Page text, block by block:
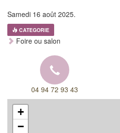
Samedi 16 août 2025.
CATEGORIE
Foire ou salon
04 94 72 93 43
+
−